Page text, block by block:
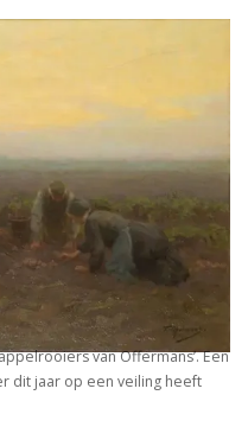
van Offermans’. Een
dit jaar op een veiling heeft